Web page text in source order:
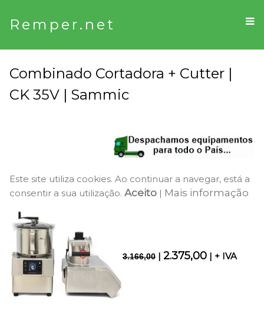
Remper.net
Combinado Cortadora + Cutter |
CK 35V | Sammic
Este site utiliza cookies. Ao continuar a navegar, está a
consentir a sua utilização. Aceito | Mais informação
3.166,00 | 2.375,00 | + IVA